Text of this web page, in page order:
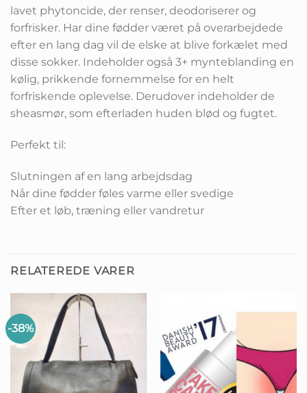
lavet phytoncide, der renser, deodoriserer og
forfrisker. Har dine fødder været på overarbejdede
efter en lang dag vil de elske at blive forkælet med
disse sokker. Indeholder også 3+ mynteblanding en
kølig, prikkende fornemmelse for en helt
forfriskende oplevelse. Derudover indeholder de
sheasmør, som efterladen huden blød og fugtet.
Perfekt til:
Slutningen af ​​en lang arbejdsdag
Når dine fødder føles varme eller svedige
Efter et løb, træning eller vandretur
RELATEREDE VARER
-38%